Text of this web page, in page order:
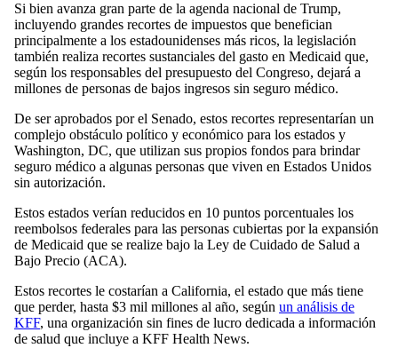
Si bien avanza gran parte de la agenda nacional de Trump,
incluyendo grandes recortes de impuestos que benefician
principalmente a los estadounidenses más ricos, la legislación
también realiza recortes sustanciales del gasto en Medicaid que,
según los responsables del presupuesto del Congreso, dejará a
millones de personas de bajos ingresos sin seguro médico.
De ser aprobados por el Senado, estos recortes representarían un
complejo obstáculo político y económico para los estados y
Washington, DC, que utilizan sus propios fondos para brindar
seguro médico a algunas personas que viven en Estados Unidos
sin autorización.
Estos estados verían reducidos en 10 puntos porcentuales los
reembolsos federales para las personas cubiertas por la expansión
de Medicaid que se realize bajo la Ley de Cuidado de Salud a
Bajo Precio (ACA).
Estos recortes le costarían a California, el estado que más tiene
que perder, hasta $3 mil millones al año, según un análisis de
KFF, una organización sin fines de lucro dedicada a información
de salud que incluye a KFF Health News.